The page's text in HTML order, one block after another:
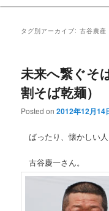
タグ別アーカイブ:古谷農産
未来へ繋ぐそ
割そば乾麺）
Posted on2012年12月14
ばったり、懐かしい人
古谷慶一さん。